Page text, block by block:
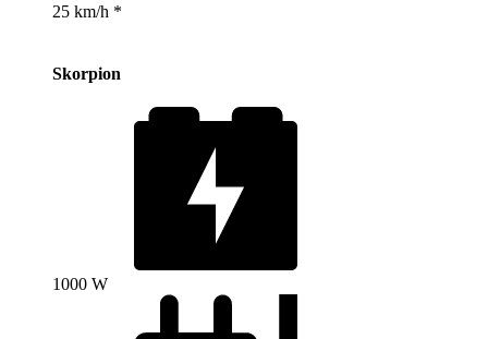
25 km/h *
Skorpion
1000 W